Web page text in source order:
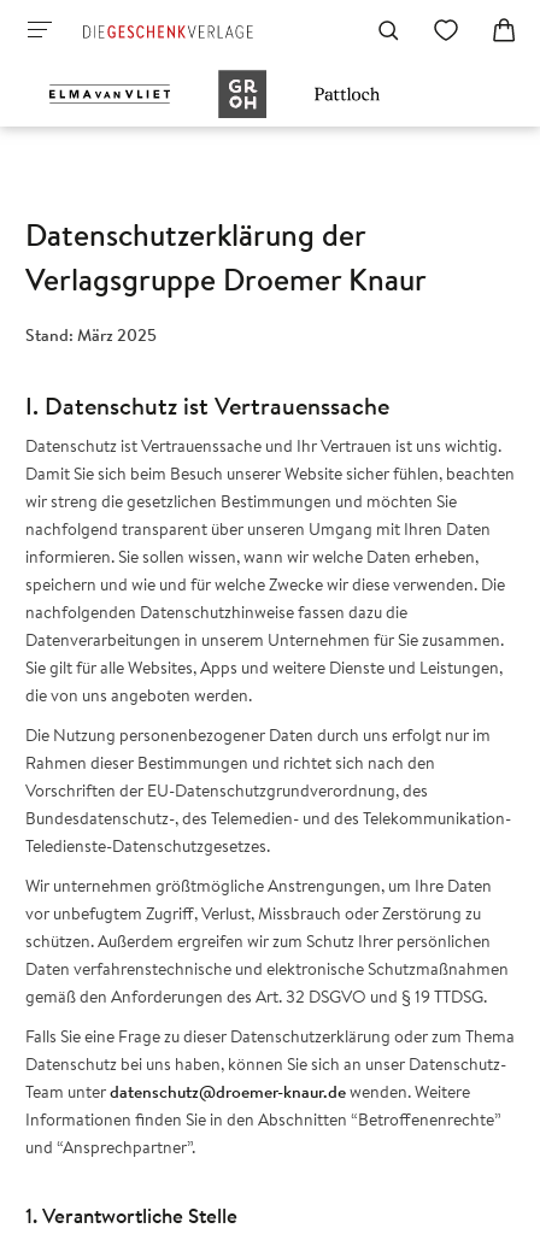
Datenschutzerklärung der
Verlagsgruppe Droemer Knaur
Stand: März 2025
I. Datenschutz ist Vertrauenssache
Datenschutz ist Vertrauenssache und Ihr Vertrauen ist uns wichtig.
Damit Sie sich beim Besuch unserer Website sicher fühlen, beachten
wir streng die gesetzlichen Bestimmungen und möchten Sie
nachfolgend transparent über unseren Umgang mit Ihren Daten
informieren. Sie sollen wissen, wann wir welche Daten erheben,
speichern und wie und für welche Zwecke wir diese verwenden. Die
nachfolgenden Datenschutzhinweise fassen dazu die
Datenverarbeitungen in unserem Unternehmen für Sie zusammen.
Sie gilt für alle Websites, Apps und weitere Dienste und Leistungen,
die von uns angeboten werden.
Die Nutzung personenbezogener Daten durch uns erfolgt nur im
Rahmen dieser Bestimmungen und richtet sich nach den
Vorschriften der EU-Datenschutzgrundverordnung, des
Bundesdatenschutz-, des Telemedien- und des Telekommunikation-
Teledienste-Datenschutzgesetzes.
Wir unternehmen größtmögliche Anstrengungen, um Ihre Daten
vor unbefugtem Zugriff, Verlust, Missbrauch oder Zerstörung zu
schützen. Außerdem ergreifen wir zum Schutz Ihrer persönlichen
Daten verfahrenstechnische und elektronische Schutzmaßnahmen
gemäß den Anforderungen des Art. 32 DSGVO und § 19 TTDSG.
Falls Sie eine Frage zu dieser Datenschutzerklärung oder zum Thema
Datenschutz bei uns haben, können Sie sich an unser Datenschutz-
Team unterdatenschutz@droemer-knaur.dewenden. Weitere
Informationen finden Sie in den Abschnitten “Betroffenenrechte”
und “Ansprechpartner”.
1. Verantwortliche Stelle